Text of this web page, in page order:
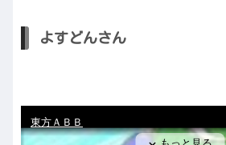
よすどんさん